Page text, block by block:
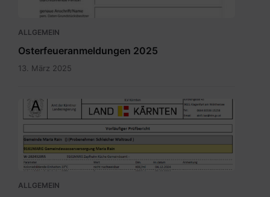
ALLGEMEIN
Osterfeueranmeldungen 2025
13. März 2025
Bild.png
ALLGEMEIN